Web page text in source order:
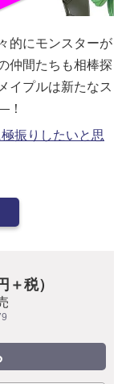
的にモンスターが
仲間たちも相棒探
イプルは新たなス
！
振りしたいと思
税）